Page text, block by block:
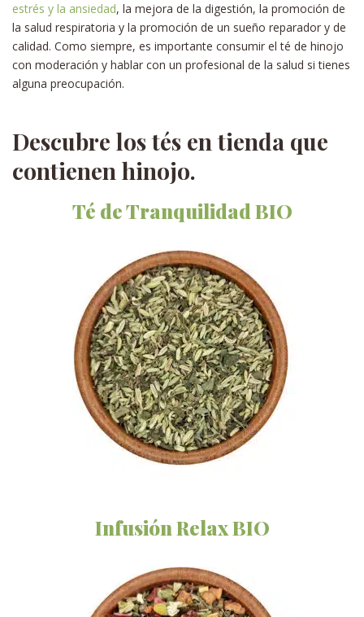
estrés y la ansiedad, la mejora de la digestión, la promoción de
la salud respiratoria y la promoción de un sueño reparador y de
calidad. Como siempre, es importante consumir el té de hinojo
con moderación y hablar con un profesional de la salud si tienes
alguna preocupación.
Descubre los tés en tienda que
contienen hinojo.
Té de Tranquilidad BIO
Infusión Relax BIO